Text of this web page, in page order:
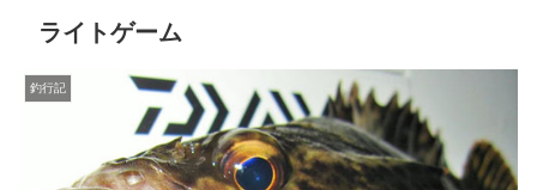
ライトゲーム
釣行記